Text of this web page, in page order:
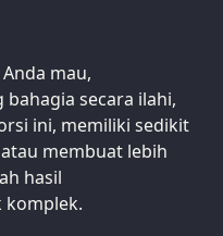
mau,
secara ilahi,
ini, memiliki sedikit
membuat lebih
hasil